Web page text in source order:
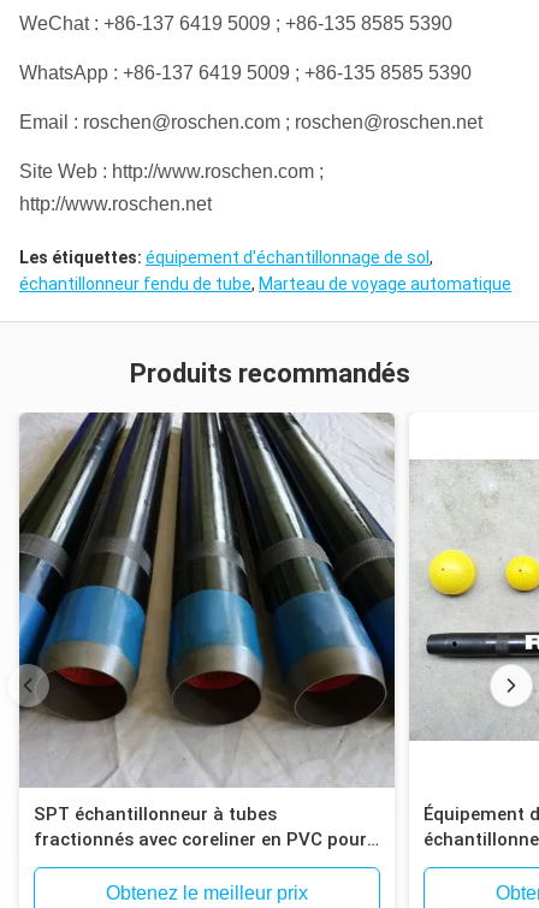
WeChat : +86-137 6419 5009 ; +86-135 8585 5390
WhatsApp : +86-137 6419 5009 ; +86-135 8585 5390
Email : roschen@roschen.com ; roschen@roschen.net
Site Web : http://www.roschen.com ;
http://www.roschen.net
Les étiquettes: équipement d'échantillonnage de sol ,
échantillonneur fendu de tube, Marteau de voyage automatique
Produits recommandés
SPT échantillonneur à tubes
fractionnés avec coreliner en PVC pour
l'essai du sol
Obtenez le meilleur prix
Équipement
SPT